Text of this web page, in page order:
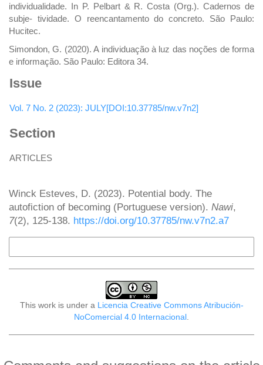
individualidade. In P. Pelbart & R. Costa (Org.). Cadernos de
subje- tividade. O reencantamento do concreto. São Paulo:
Hucitec.
Simondon, G. (2020). A individuação à luz das noções de forma
e informação. São Paulo: Editora 34.
Issue
Vol. 7 No. 2 (2023): JULY[DOI:10.37785/nw.v7n2]
Section
ARTICLES
Winck Esteves, D. (2023). Potential body. The
autofiction of becoming (Portuguese version). Nawi,
7(2), 125-138. https://doi.org/10.37785/nw.v7n2.a7
This work is under a Licencia Creative Commons Atribución-
NoComercial 4.0 Internacional